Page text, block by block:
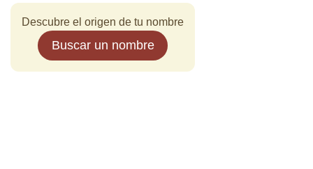
Descubre el origen de tu nombre
Buscar un nombre